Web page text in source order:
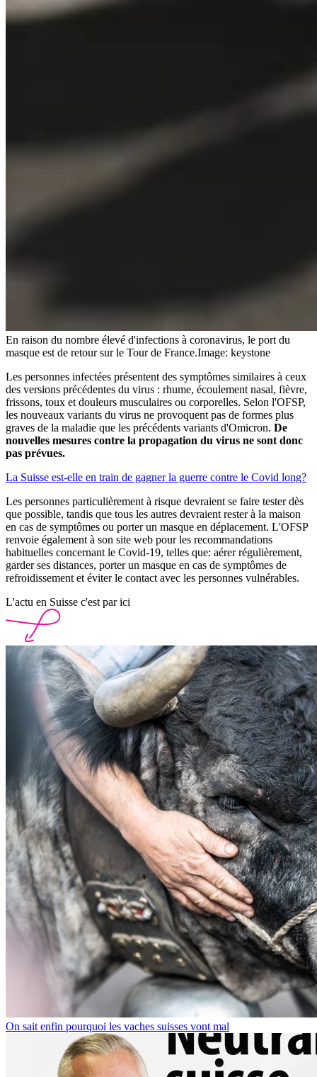
En raison du nombre élevé d'infections à coronavirus, le port du
masque est de retour sur le Tour de France.Image: keystone
Les personnes infectées présentent des symptômes similaires à ceux
des versions précédentes du virus : rhume, écoulement nasal, fièvre,
frissons, toux et douleurs musculaires ou corporelles. Selon l'OFSP,
les nouveaux variants du virus ne provoquent pas de formes plus
graves de la maladie que les précédents variants d'Omicron. De
nouvelles mesures contre la propagation du virus ne sont donc
pas prévues.
La Suisse est-elle en train de gagner la guerre contre le Covid long?
Les personnes particulièrement à risque devraient se faire tester dès
que possible, tandis que tous les autres devraient rester à la maison
en cas de symptômes ou porter un masque en déplacement. L'OFSP
renvoie également à son site web pour les recommandations
habituelles concernant le Covid-19, telles que: aérer régulièrement,
garder ses distances, porter un masque en cas de symptômes de
refroidissement et éviter le contact avec les personnes vulnérables.
L'actu en Suisse c'est par ici
On sait enfin pourquoi les vaches suisses vont mal